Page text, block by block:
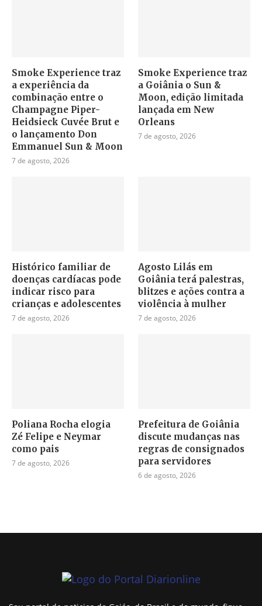
Smoke Experience traz
a experiência da
combinação entre o
Champagne Piper-
Heidsieck Cuvée Brut e
o lançamento Don
Emmanuel Sun & Moon
7 de agosto, 2026
Smoke Experience traz
a Goiânia o Sun &
Moon, edição limitada
lançada em New
Orleans
7 de agosto, 2026
Histórico familiar de
doenças cardíacas pode
indicar risco para
crianças e adolescentes
7 de agosto, 2026
Agosto Lilás em
Goiânia terá palestras,
blitzes e ações contra a
violência à mulher
7 de agosto, 2026
Poliana Rocha elogia
Zé Felipe e Neymar
como pais
7 de agosto, 2026
Prefeitura de Goiânia
discute mudanças nas
regras de consignados
para servidores
6 de agosto, 2026